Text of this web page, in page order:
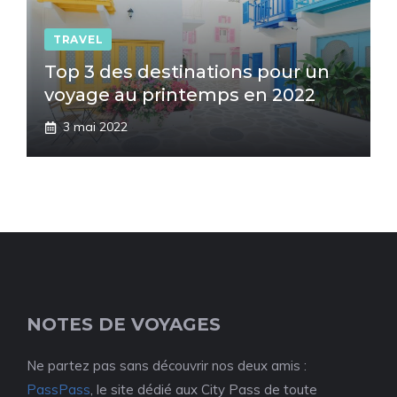
TRAVEL
Top 3 des destinations pour un
voyage au printemps en 2022
3 mai 2022
NOTES DE VOYAGES
Ne partez pas sans découvrir nos deux amis :
PassPass, le site dédié aux City Pass de toute